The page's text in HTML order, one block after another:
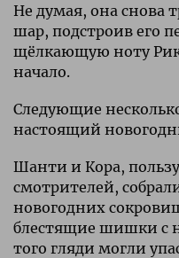
Не думая, она снова
шар, подстроив его
щёлкающую ноту
начало.
Следующие
настоящий
Шанти и Кора,
смотрителей,
новогодних
блестящие шишки с
того гляди могли